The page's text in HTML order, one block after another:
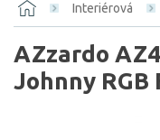
Interiérová
AZzardo
Johnny RGB